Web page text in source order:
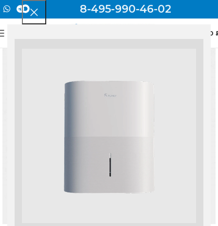
8-495-990-46-02
0